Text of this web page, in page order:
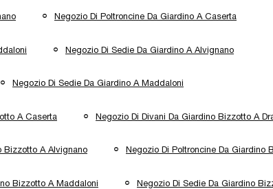
Negozio Di Poltroncine Da Giardino A Caserta
Negozio Di Sedie Da Giardino A Alvignano
Negozio Di Sedie Da Giardino A Maddaloni
A Caserta Negozio Di Divani Da Giardino Bizzotto A
Bizzotto A Alvignano Negozio Di Poltroncine Da Giardino
Bizzotto A Maddaloni Negozio Di Sedie Da Giardino